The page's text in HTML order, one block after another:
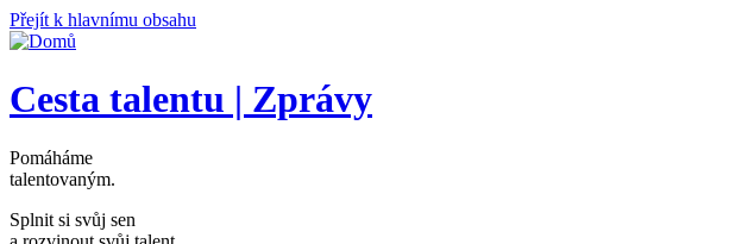
Přejít k hlavnímu obsahu
Cesta talentu | Zprávy
Pomáháme
talentovaným.
Splnit si svůj sen